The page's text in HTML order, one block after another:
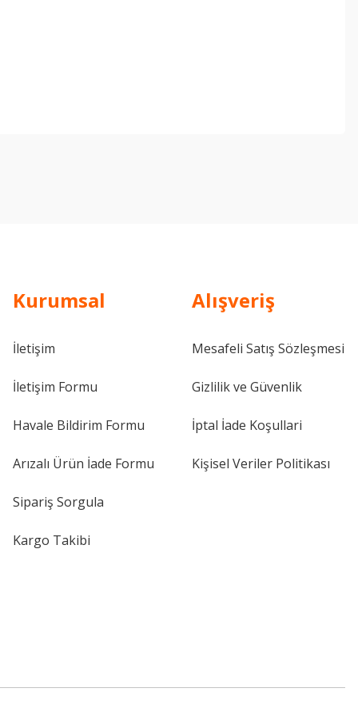
Kurumsal
İletişim
İletişim Formu
Havale Bildirim Formu
Arızalı Ürün İade Formu
Sipariş Sorgula
Kargo Takibi
Alışveriş
Mesafeli Satış Sözleşmesi
Gizlilik ve Güvenlik
İptal İade Koşullari
Kişisel Veriler Politikası